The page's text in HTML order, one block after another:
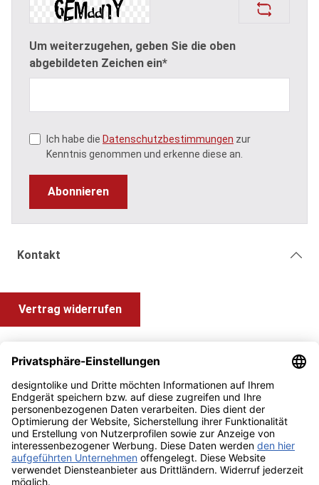
Um weiterzugehen, geben Sie die oben
abgebildeten Zeichen ein*
Ich habe die Datenschutzbestimmungen zur
Kenntnis genommen und erkenne diese an.
Abonnieren
Kontakt
Vertrag widerrufen
Information und Impressum
Zahlung & Versand